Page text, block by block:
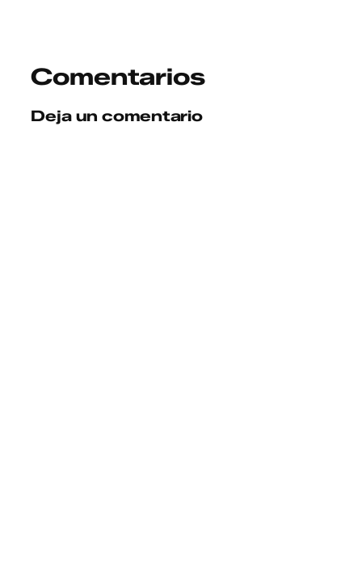
Comentarios
Deja un comentario